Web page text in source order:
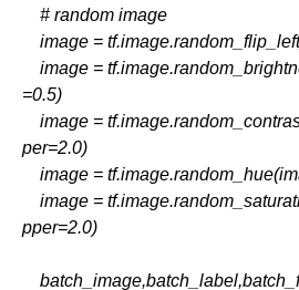
# random image
image =
=0.5)
per=2.0)
image =
pper=2.0)